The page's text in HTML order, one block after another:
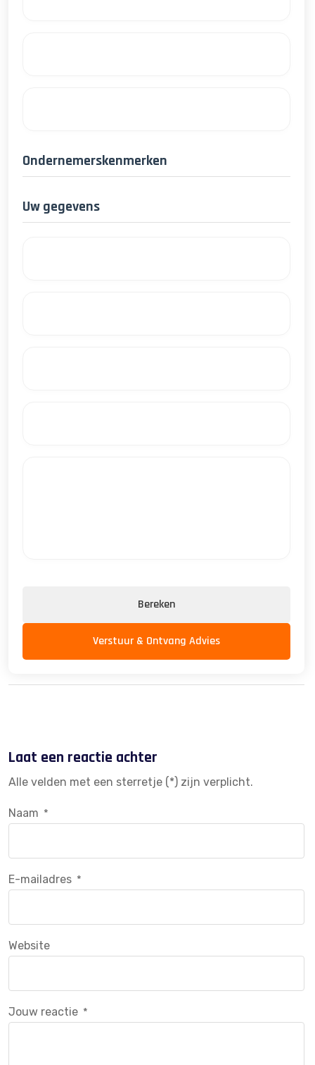
Ondernemerskenmerken
Uw gegevens
Bereken
Verstuur & Ontvang Advies
Laat een reactie achter
Alle velden met een sterretje (*) zijn verplicht.
Naam *
E-mailadres *
Website
Jouw reactie *